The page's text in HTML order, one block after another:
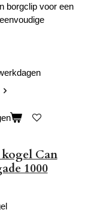
borgclip voor een
Can
1000